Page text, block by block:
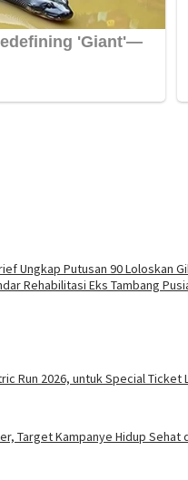
Ungkap Putusan 90 Loloskan
Rehabilitasi Eks Tambang
Run 2026, untuk Special Ticket
Target Kampanye Hidup Sehat